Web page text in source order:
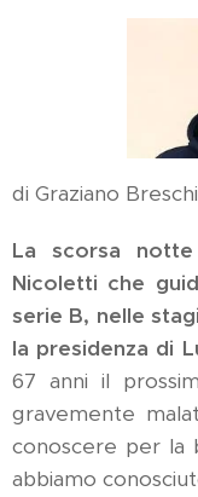
di Graziano Breschi
La scorsa
Nicoletti che
serie B, nelle
la presidenza di
67 anni il
gravemente
conoscere per la
abbiamo